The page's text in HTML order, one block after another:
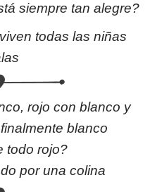
siempre tan alegre?
todas las niñas
rojo con blanco y
blanco
todo rojo?
por una colina